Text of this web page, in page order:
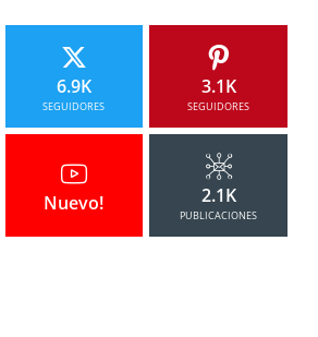
6.9K
SEGUIDORES
3.1K
SEGUIDORES
Nuevo! 2.1K
PUBLICACIONES